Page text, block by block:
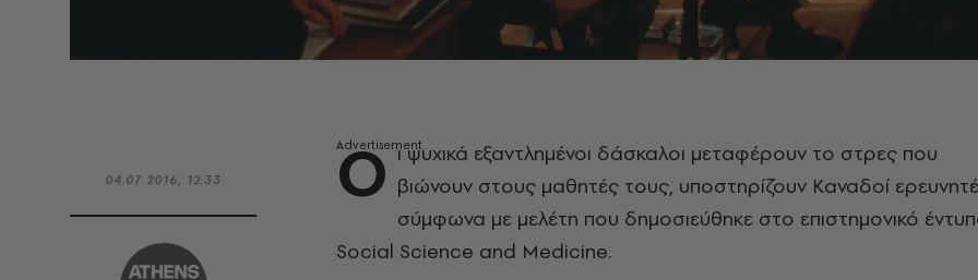
04.07.2016, 12:33 Ο ι ψυχικά εξαντλημένοι δάσκαλοι μεταφέρουν το στρες που
βιώνουν στους μαθητές τους, υποστηρίζουν Καναδοί
σύμφωνα με μελέτη που δημοσιεύθηκε στο επιστημονικό
Social Science and Medicine.